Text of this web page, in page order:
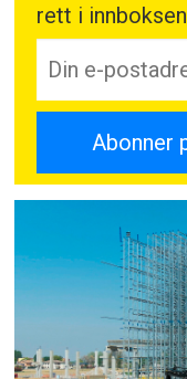
rett i innboksen